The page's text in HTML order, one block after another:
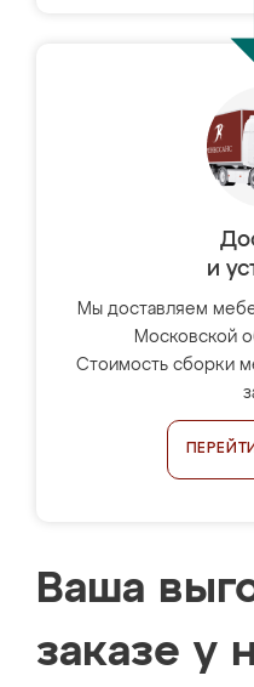
и
Мы доставляем
Московской
Стоимость сборки
Ваша
заказе у